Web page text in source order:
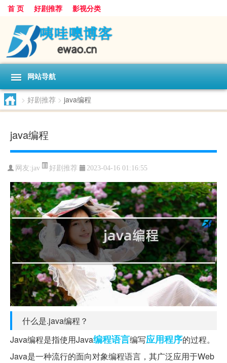
首 页 好剧推荐 影视分类
网站导航
> 好剧推荐 > java编程
java编程
网友:jav 好剧推荐 2023-04-16 01:16:55
什么是.java编程？
Java编程是指使用Java编程语言编写应用程序的过程。
Java是一种流行的面向对象编程语言，其广泛应用于Web